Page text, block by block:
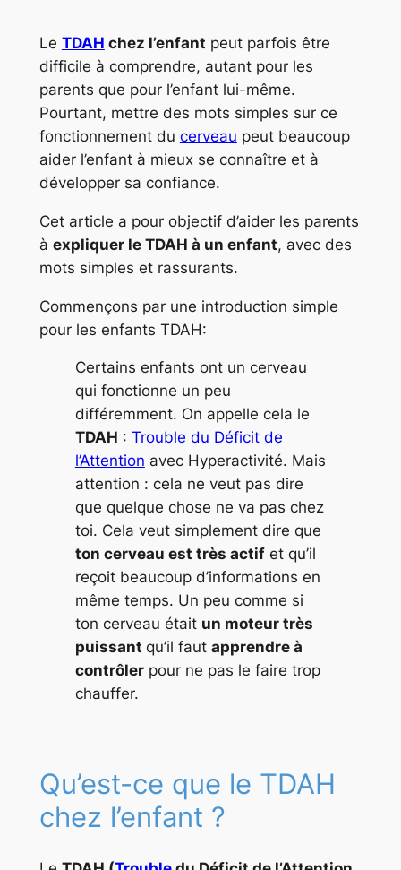
Le TDAH chez l’enfant peut parfois être
difficile à comprendre, autant pour les
parents que pour l’enfant lui-même.
Pourtant, mettre des mots simples sur ce
fonctionnement du cerveau peut beaucoup
aider l’enfant à mieux se connaître et à
développer sa confiance.
Cet article a pour objectif d’aider les parents
à expliquer le TDAH à un enfant, avec des
mots simples et rassurants.
Commençons par une introduction simple
pour les enfants TDAH:
Certains enfants ont un cerveau
qui fonctionne un peu
différemment. On appelle cela le
TDAH : Trouble du Déficit de
l’Attention avec Hyperactivité. Mais
attention : cela ne veut pas dire
que quelque chose ne va pas chez
toi. Cela veut simplement dire que
ton cerveau est très actifet qu’il
reçoit beaucoup d’informations en
même temps. Un peu comme si
ton cerveau était un moteur très
puissant qu’il faut apprendre à
contrôlerpour ne pas le faire trop
chauffer.
Qu’est-ce que le TDAH
chez l’enfant ?